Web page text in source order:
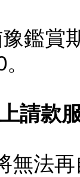
鑑賞
請款
無法